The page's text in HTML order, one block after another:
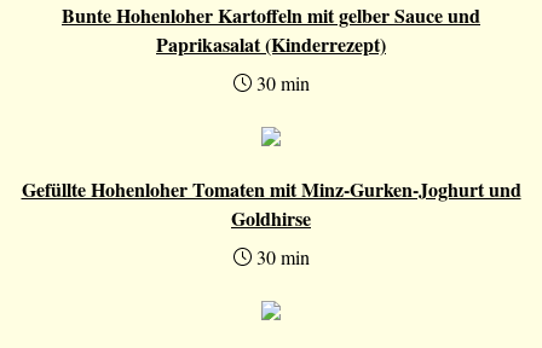
Bunte Hohenloher Kartoffeln mit gelber Sauce und
Paprikasalat (Kinderrezept)
30 min
Gefüllte Hohenloher Tomaten mit Minz-Gurken-Joghurt und
Goldhirse
30 min